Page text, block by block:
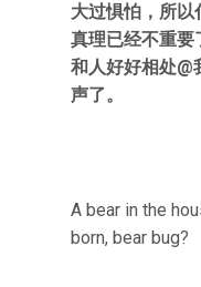
大过惧怕，所以
真理已经不重要
和人好好相处@
声了。
A bear in the
born, bear bug?